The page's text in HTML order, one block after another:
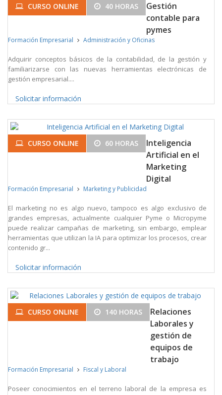
CURSO ONLINE 40 HORAS
Gestión
contable para
pymes
Formación Empresarial Administración y Oficinas
Adquirir conceptos básicos de la contabilidad, de la gestión y
familiarizarse con las nuevas herramientas electrónicas de
gestión empresarial....
Solicitar información
CURSO ONLINE 60 HORAS
Inteligencia
Artificial en el
Marketing
Digital
Formación Empresarial Marketing y Publicidad
El marketing no es algo nuevo, tampoco es algo exclusivo de
grandes empresas, actualmente cualquier Pyme o Micropyme
puede realizar campañas de marketing, sin embargo, emplear
herramientas que utilizan la IA para optimizar los procesos, crear
contenido gr...
Solicitar información
CURSO ONLINE 140 HORAS
Relaciones
Laborales y
gestión de
equipos de
trabajo
Formación Empresarial Fiscal y Laboral
Poseer conocimientos en el terreno laboral de la empresa es